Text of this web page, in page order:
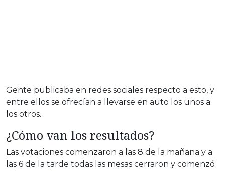
Gente publicaba en redes sociales respecto a esto, y
entre ellos se ofrecían a llevarse en auto los unos a
los otros.
¿Cómo van los resultados?
Las votaciones comenzaron a las 8 de la mañana y a
las 6 de la tarde todas las mesas cerraron y comenzó